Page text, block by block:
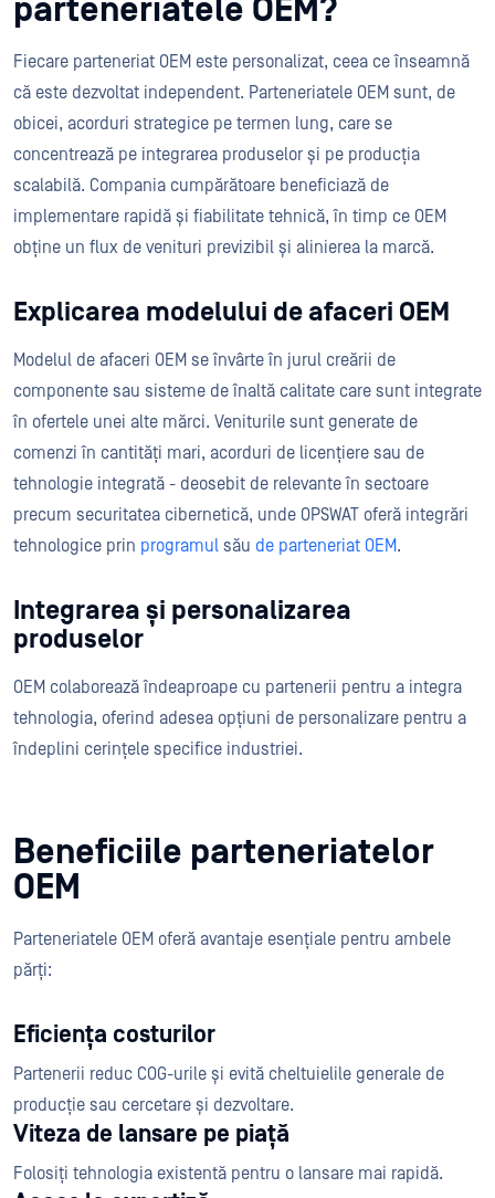
parteneriatele OEM?
Fiecare parteneriat OEM este personalizat, ceea ce înseamnă
că este dezvoltat independent. Parteneriatele OEM sunt, de
obicei, acorduri strategice pe termen lung, care se
concentrează pe integrarea produselor și pe producția
scalabilă. Compania cumpărătoare beneficiază de
implementare rapidă și fiabilitate tehnică, în timp ce OEM
obține un flux de venituri previzibil și alinierea la marcă.
Explicarea modelului de afaceri OEM
Modelul de afaceri OEM se învârte în jurul creării de
componente sau sisteme de înaltă calitate care sunt integrate
în ofertele unei alte mărci. Veniturile sunt generate de
comenzi în cantități mari, acorduri de licențiere sau de
tehnologie integrată - deosebit de relevante în sectoare
precum securitatea cibernetică, unde OPSWAT oferă integrări
tehnologice prin programul său de parteneriat OEM.
Integrarea și personalizarea
produselor
OEM colaborează îndeaproape cu partenerii pentru a integra
tehnologia, oferind adesea opțiuni de personalizare pentru a
îndeplini cerințele specifice industriei.
Beneficiile parteneriatelor
OEM
Parteneriatele OEM oferă avantaje esențiale pentru ambele
părți:
Eficiența costurilor
Partenerii reduc COG-urile și evită cheltuielile generale de
producție sau cercetare și dezvoltare.
Viteza de lansare pe piață
Folosiți tehnologia existentă pentru o lansare mai rapidă.